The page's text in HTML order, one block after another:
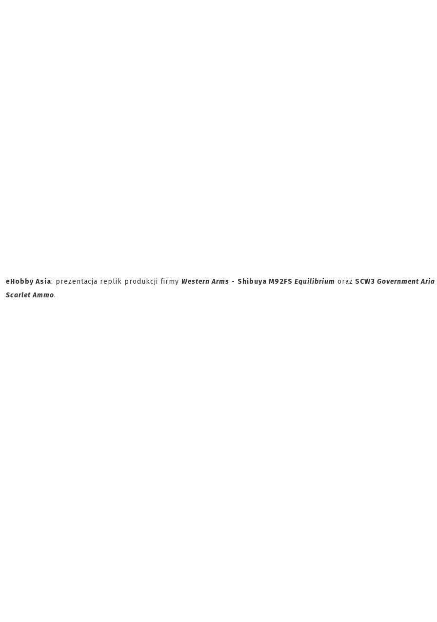
eHobby Asia: prezentacja replik produkcji firmy Western Arms - Shibuya M92FS Equilibrium oraz SCW3 Government Aria
Scarlet Ammo.